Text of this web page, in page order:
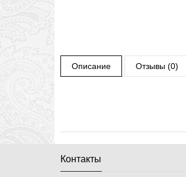
Описание Отзывы (0)
Контакты